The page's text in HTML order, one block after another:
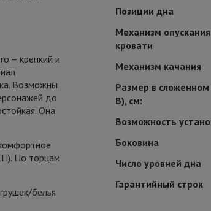
– крепкий и
Возможны
до
Она
По торцам
белья
Позиции дна
Механизм
кровати
Механизм качания
Размер в
В), см:
Возможность
Боковина
Число уровней дна
Гарантийный строк